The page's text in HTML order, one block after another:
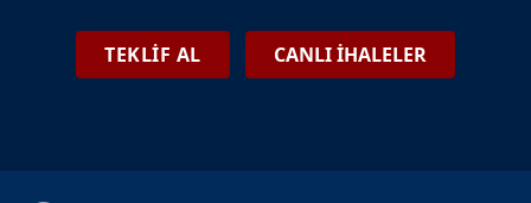
TEKLİF AL CANLI İHALELER